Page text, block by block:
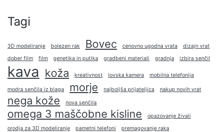
Tagi
3D modeliranje bolezen rak Bovec cenovno ugodna vrata
dizajn vrat
dober film
film genetika in putika gradbeni materiali gradnja izbira senčil
kava koža kreativnost lovska kamera mobilna telefonija
modra senčila iz blaga morje najboljša prijateljica nakup novih vrat
nega kože nova senčila
omega 3 maščobne kisline
opazovanje živali
orodja za 3D modeliranje
pametni telefoni
premagovanje raka